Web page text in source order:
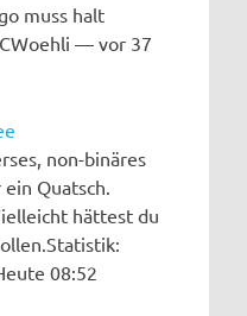
muss halt
— vor 37
non-binäres
Quatsch.
hättest du
08:52